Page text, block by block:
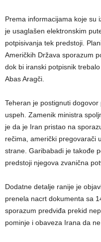
Prema informacijama koje su
je usaglašen elektronskim
potpisivanja tek predstoji.
Američkih Država sporazum
dok bi iranski potpisnik
Abas Aragči.
Teheran je postignuti
uspeh. Zamenik ministra
je da je Iran pristao na
rečima, američki pregovarači
strane. Garibabadi je takođe
predstoji njegova zvanična
Dodatne detalje ranije je
prenela nacrt dokumenta sa
sporazum predviđa prekid
pominje i obaveza Irana da